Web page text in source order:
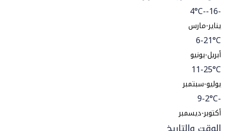
-16--4°C
يناير-مارس
6-21°C
أبريل-يونيو
11-25°C
يوليو-سبتمبر
-9-2°C
أكتوبر-ديسمبر